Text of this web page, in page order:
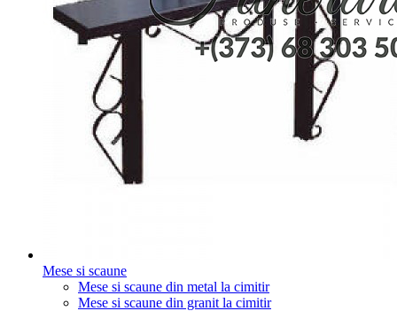
Mese si scaune
Mese si scaune din metal la cimitir
Mese si scaune din granit la cimitir